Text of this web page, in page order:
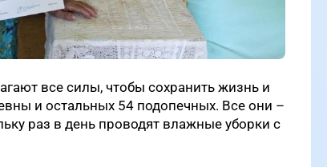
все силы, чтобы сохранить жизнь и
и остальных 54 подопечных. Все они –
раз в день проводят влажные уборки с